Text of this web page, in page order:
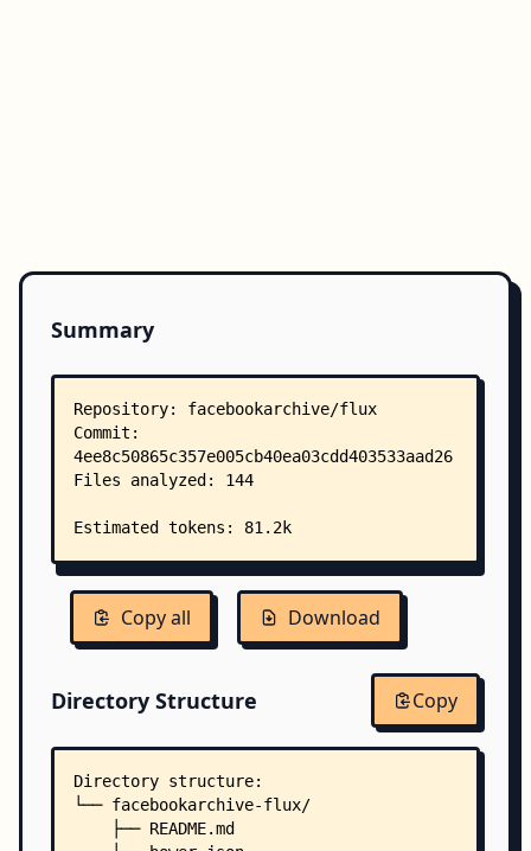
Summary
Copy all Download
Directory Structure Copy
Directory structure:
└── facebookarchive-flux/
    ├── README.md